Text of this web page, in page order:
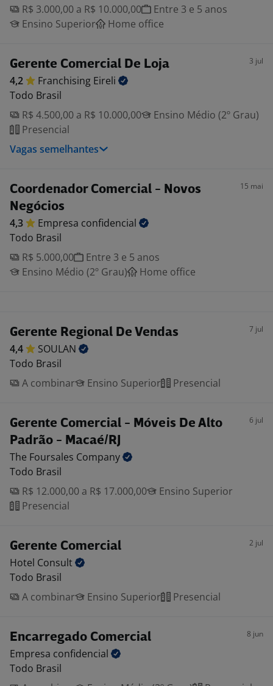
R$ 3.000,00 a R$ 10.000,00
Entre 3 e 5 anos
Ensino Superior
Home office
Gerente Comercial De Loja 3 jul
4,2 Franchising Eireli
Todo Brasil
R$ 4.500,00 a R$ 10.000,00
Ensino Médio (2º Grau)
Presencial
Vagas semelhantes
Coordenador Comercial - Novos
Negócios
15 mai
4,3 Empresa confidencial
Todo Brasil
R$ 5.000,00
Entre 3 e 5 anos
Ensino Médio (2º Grau)
Home office
Gerente Regional De Vendas 7 jul
4,4
SOULAN
Todo Brasil
A combinar
Ensino Superior Presencial
Gerente Comercial - Móveis De Alto
Padrão - Macaé/RJ
6 jul
The Foursales Company
Todo Brasil
R$ 12.000,00 a R$ 17.000,00
Ensino Superior
Presencial
Gerente Comercial 2 jul
Hotel Consult
Todo Brasil
A combinar
Ensino Superior Presencial
Encarregado Comercial 8 jun
Empresa confidencial
Todo Brasil